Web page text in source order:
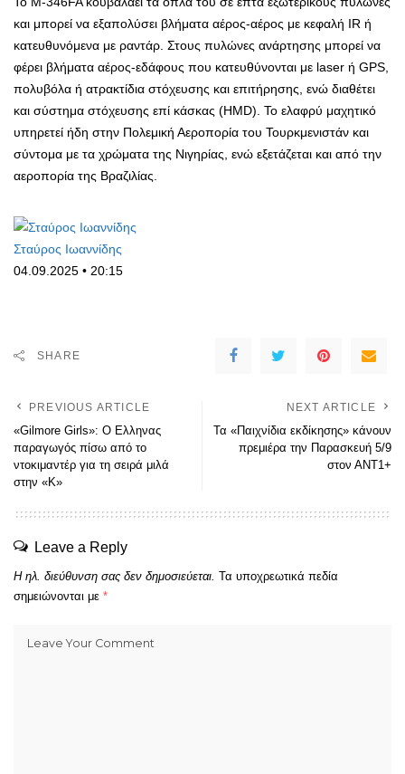
και μπορεί να εξαπολύσει βλήματα αέρος-αέρος με κεφαλή IR ή
κατευθυνόμενα με ραντάρ. Στους πυλώνες ανάρτησης μπορεί να
φέρει βλήματα αέρος-εδάφους που κατευθύνονται με laser ή GPS,
πολυβόλα ή ατρακτίδια στόχευσης και επιτήρησης, ενώ διαθέτει
και σύστημα στόχευσης επί κάσκας (HMD). Το ελαφρύ μαχητικό
υπηρετεί ήδη στην Πολεμική Αεροπορία του Τουρκμενιστάν και
σύντομα με τα χρώματα της Νιγηρίας, ενώ εξετάζεται και από την
αεροπορία της Βραζιλίας.
Σταύρος Ιωαννίδης
04.09.2025 • 20:15
SHARE
PREVIOUS ARTICLE
«Gilmore Girls»: Ο Ελληνας
παραγωγός πίσω από το
ντοκιμαντέρ για τη σειρά μιλά
στην «Κ»
NEXT ARTICLE
Τα «Παιχνίδια εκδίκησης» κάνουν
πρεμιέρα την Παρασκευή 5/9
στον ΑΝΤ1+
Leave a Reply
Η ηλ. διεύθυνση σας δεν δημοσιεύεται. Τα υποχρεωτικά πεδία
σημειώνονται με *